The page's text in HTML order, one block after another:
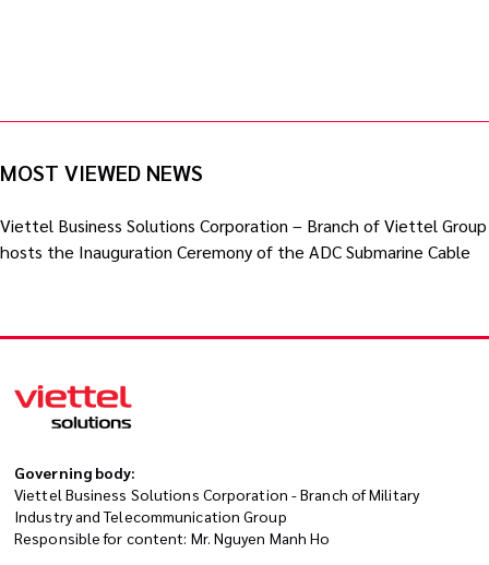
MOST VIEWED NEWS
Viettel Business Solutions Corporation – Branch of Viettel Group
hosts the Inauguration Ceremony of the ADC Submarine Cable
Governing body:
Viettel Business Solutions Corporation - Branch of Military
Industry and Telecommunication Group
Responsible for content: Mr. Nguyen Manh Ho